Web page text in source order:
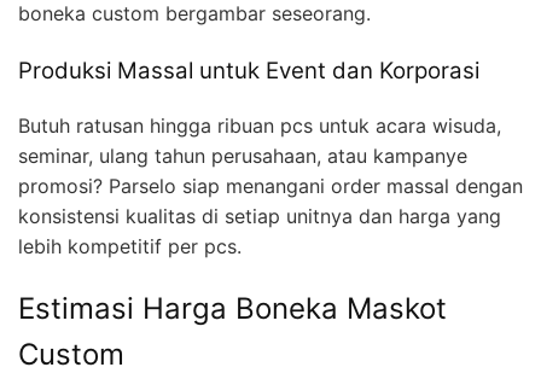
boneka custom bergambar seseorang.
Produksi Massal untuk Event dan Korporasi
Butuh ratusan hingga ribuan pcs untuk acara wisuda,
seminar, ulang tahun perusahaan, atau kampanye
promosi? Parselo siap menangani order massal dengan
konsistensi kualitas di setiap unitnya dan harga yang
lebih kompetitif per pcs.
Estimasi Harga Boneka Maskot
Custom